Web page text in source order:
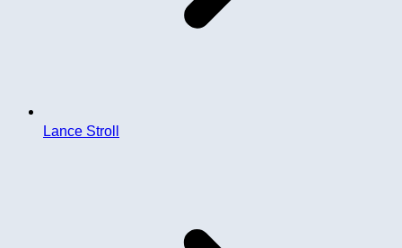
Lance Stroll